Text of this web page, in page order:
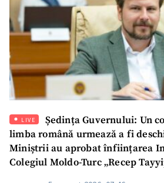
LIVE
Ședința Guvernului: Un
limba română urmează a fi
Miniștrii au aprobat înființarea
Colegiul Moldo-Turc „Recep